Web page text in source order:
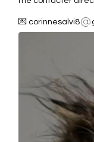
💌 corinnesalvi8